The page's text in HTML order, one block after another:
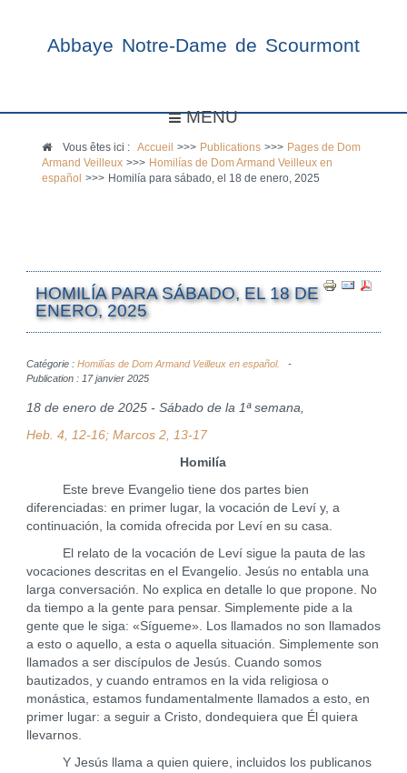
Abbaye Notre-Dame de Scourmont
MENU
Vous êtes ici :Accueil >>> Publications >>> Pages de Dom
Armand Veilleux >>> Homilías de Dom Armand Veilleux en
español
>>> Homilía para sábado, el 18 de enero, 2025
HOMILÍA PARA SÁBADO, EL 18 DE
ENERO, 2025
Catégorie : Homilías de Dom Armand Veilleux en español.
Publication : 17 janvier 2025
18 de enero de 2025 - Sábado de la 1ª semana,
Heb. 4, 12-16; Marcos 2, 13-17
Homilía
Este breve Evangelio tiene dos partes bien
diferenciadas: en primer lugar, la vocación de Leví y, a
continuación, la comida ofrecida por Leví en su casa.
El relato de la vocación de Leví sigue la pauta de las
vocaciones descritas en el Evangelio. Jesús no entabla una
larga conversación. No explica en detalle lo que propone. No
da tiempo a la gente para pensar. Simplemente pide a la
gente que le siga: «Sígueme». Los llamados no son llamados
a esto o aquello, a esta o aquella situación. Simplemente son
llamados a ser discípulos de Jesús. Cuando somos
bautizados, y cuando entramos en la vida religiosa o
monástica, estamos fundamentalmente llamados a esto, en
primer lugar: a seguir a Cristo, dondequiera que Él quiera
llevarnos.
Y Jesús llama a quien quiere, incluidos los publicanos